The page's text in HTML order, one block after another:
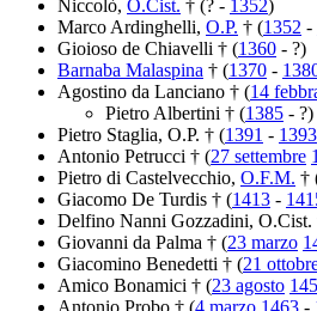
Niccolò, O.Cist. † (? - 1352)
Marco Ardinghelli, O.P. † (1352 -
Gioioso de Chiavelli † (1360 - ?)
Barnaba Malaspina † (1370 -
Agostino da Lanciano † (14
Pietro Albertini † (1385 -
Pietro Staglia, O.P. † (1391 - 1393
Antonio Petrucci † (27 settembre
Pietro di Castelvecchio, O.F.M. †
Giacomo De Turdis † (1413 -
Delfino Nanni Gozzadini, O.Cist.
Giovanni da Palma † (23 marzo
Giacomino Benedetti † (21
Amico Bonamici † (23 agosto
Antonio Probo † (4 marzo 1463 -